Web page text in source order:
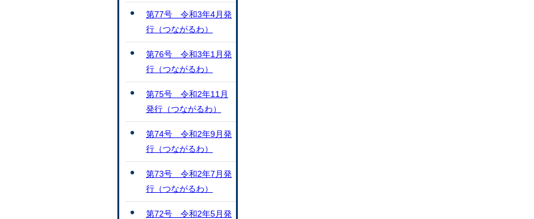
第77号 令和3年4月発
行（つながるわ）
第76号 令和3年1月発
行（つながるわ）
第75号 令和2年11月
発行（つながるわ）
第74号 令和2年9月発
行（つながるわ）
第73号 令和2年7月発
行（つながるわ）
第72号 令和2年5月発